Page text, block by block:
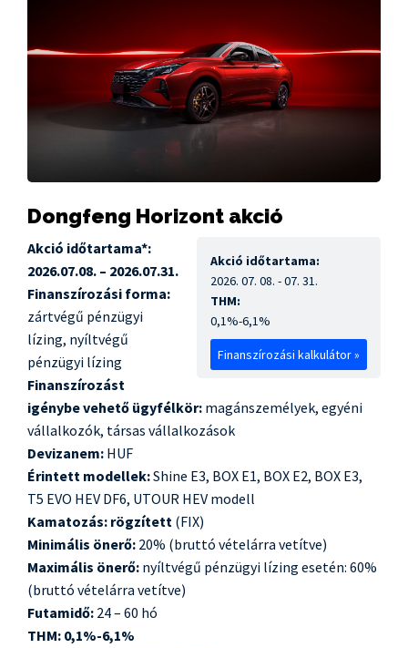
Dongfeng Horizont akció
Akció időtartama:
2026. 07. 08. - 07. 31.
THM:
0,1%-6,1%
Finanszírozási kalkulátor »
Akció időtartama*:
2026.07.08. – 2026.07.31.
Finanszírozási forma:
zártvégű pénzügyi
lízing, nyíltvégű
pénzügyi lízing
Finanszírozást
igénybe vehető ügyfélkör: magánszemélyek, egyéni
vállalkozók, társas vállalkozások
Devizanem: HUF
Érintett modellek:Shine E3, BOX E1, BOX E2, BOX E3,
T5 EVO HEV DF6, UTOUR HEV modell
Kamatozás: rögzített (FIX)
Minimális önerő: 20% (bruttó vételárra vetítve)
Maximális önerő: nyíltvégű pénzügyi lízing esetén: 60%
(bruttó vételárra vetítve)
Futamidő: 24 – 60 hó
THM: 0,1%-6,1%